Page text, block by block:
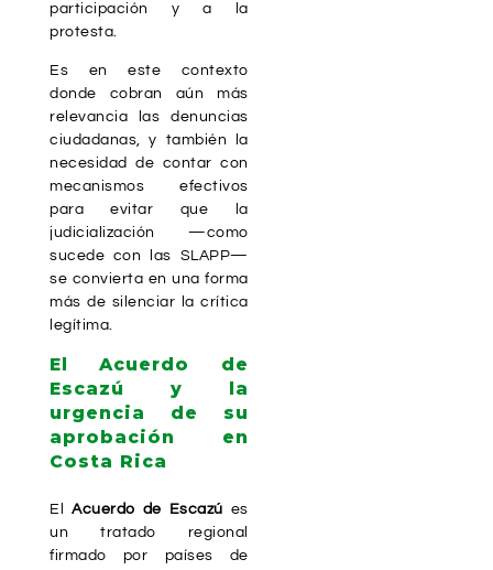
participación y a la
protesta.
Es en este contexto
donde cobran aún más
relevancia las denuncias
ciudadanas, y también la
necesidad de contar con
mecanismos efectivos
para evitar que la
judicialización —como
sucede con las SLAPP—
se convierta en una forma
más de silenciar la crítica
legítima.
El Acuerdo de
Escazú y la
urgencia de su
aprobación en
Costa Rica
ElAcuerdo de Escazú es
un tratado regional
firmado por países de